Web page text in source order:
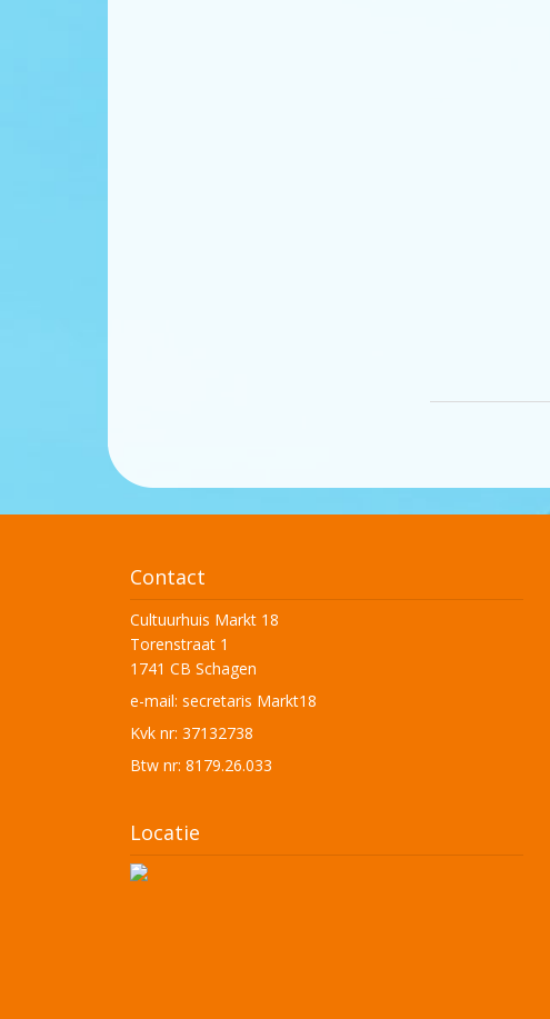
Contact
Cultuurhuis Markt 18
Torenstraat 1
1741 CB Schagen
e-mail: secretaris Markt18
Kvk nr: 37132738
Btw nr: 8179.26.033
Locatie